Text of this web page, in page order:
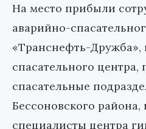
На место прибыли
аварийно-
«Транснефть-
спасательного
спасательные
Бессоновского района,
специалисты центра